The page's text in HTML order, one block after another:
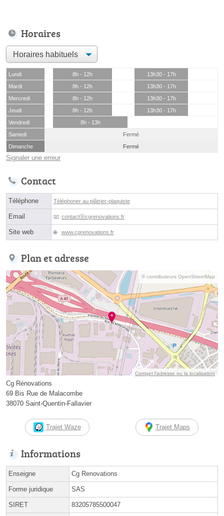
Horaires
Lundi 8h - 12h
13h30 - 17h
Mardi
8h - 12h
13h30 - 17h
Mercredi
8h - 12h
13h30 - 17h
Jeudi
8h - 12h
13h30 - 17h
Vendredi
8h - 13h
Samedi
Fermé
Dimanche
Fermé
Signaler une erreur
Contact
Téléphone Téléphoner au plâtrier-plaquiste
Email contactⓐcgrenovations.fr
Site web www.cgrenovations.fr
Plan et adresse
© contributeurs OpenStreetMap
Corriger l’adresse ou la localisation
Cg Rénovations
69 Bis Rue de Malacombe
38070 Saint-Quentin-Fallavier
Trajet Waze Trajet Maps
Informations
Enseigne Cg Renovations
Forme juridique SAS
SIRET 83205785500047